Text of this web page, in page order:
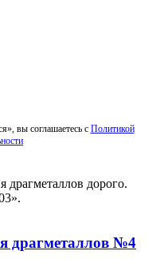
вы соглашаетесь с Политикой
драгметаллов дорого.
драгметаллов №4